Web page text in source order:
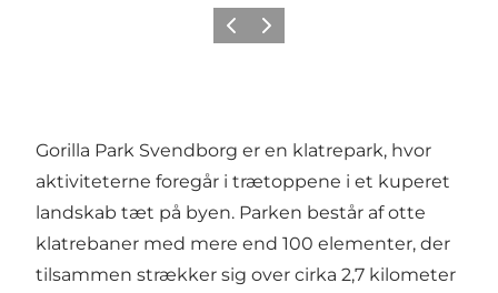
ForrigeNæste
Gorilla Park Svendborg er en klatrepark, hvor
aktiviteterne foregår i trætoppene i et kuperet
landskab tæt på byen. Parken består af otte
klatrebaner med mere end 100 elementer, der
tilsammen strækker sig over cirka 2,7 kilometer